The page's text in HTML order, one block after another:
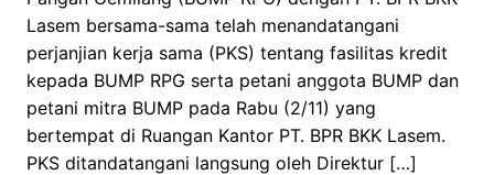
Lasem bersama-sama telah menandatangani
perjanjian kerja sama (PKS) tentang fasilitas kredit
kepada BUMP RPG serta petani anggota BUMP dan
petani mitra BUMP pada Rabu (2/11) yang
bertempat di Ruangan Kantor PT. BPR BKK Lasem.
PKS ditandatangani langsung oleh Direktur […]